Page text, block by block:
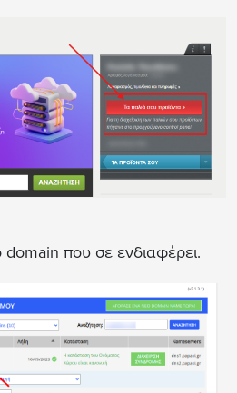
που σε ενδιαφέρει.